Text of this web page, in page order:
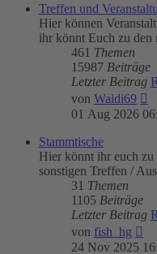
Treffen und
Hier können
ihr könnt Euch zu den
461 Themen
15987 Beiträge
Letzter Beitrag
von Waldi69
01 Aug 2026
Stammtische
Hier könnt ihr euch zu
sonstigen Treffen /
31 Themen
1105 Beiträge
Letzter Beitrag
von fish_hg
24 Nov 2025